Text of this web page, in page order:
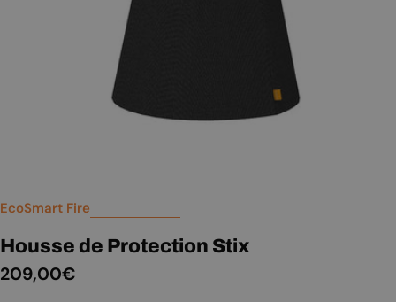
EcoSmart Fire
Housse de Protection Stix
Prix
209,00€